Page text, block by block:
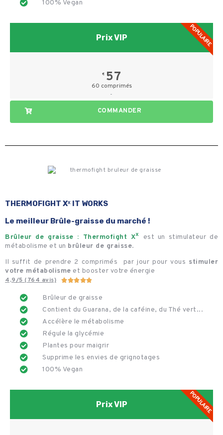
100% Vegan
Prix VIP
€ 57
60 comprimés
-
POPULAIRE
COMMANDER
THERMOFIGHT Xˣ IT WORKS
Le meilleur Brûle-graisse du marché !
Brûleur de graisse : Thermofight Xˣ
est un stimulateur de
métabolisme et un brûleur de graisse.
Il suffit de prendre 2 comprimés par jour pour vous stimuler
votre métabolisme et booster votre énergie
4,9/5 (764 avis) 
Brûleur de graisse
Contient du Guarana, de la caféine, du Thé vert...
Accélère le métabolisme
Régule la glycémie
Plantes pour maigrir
Supprime les envies de grignotages
100% Vegan
Prix VIP POPULAIRE